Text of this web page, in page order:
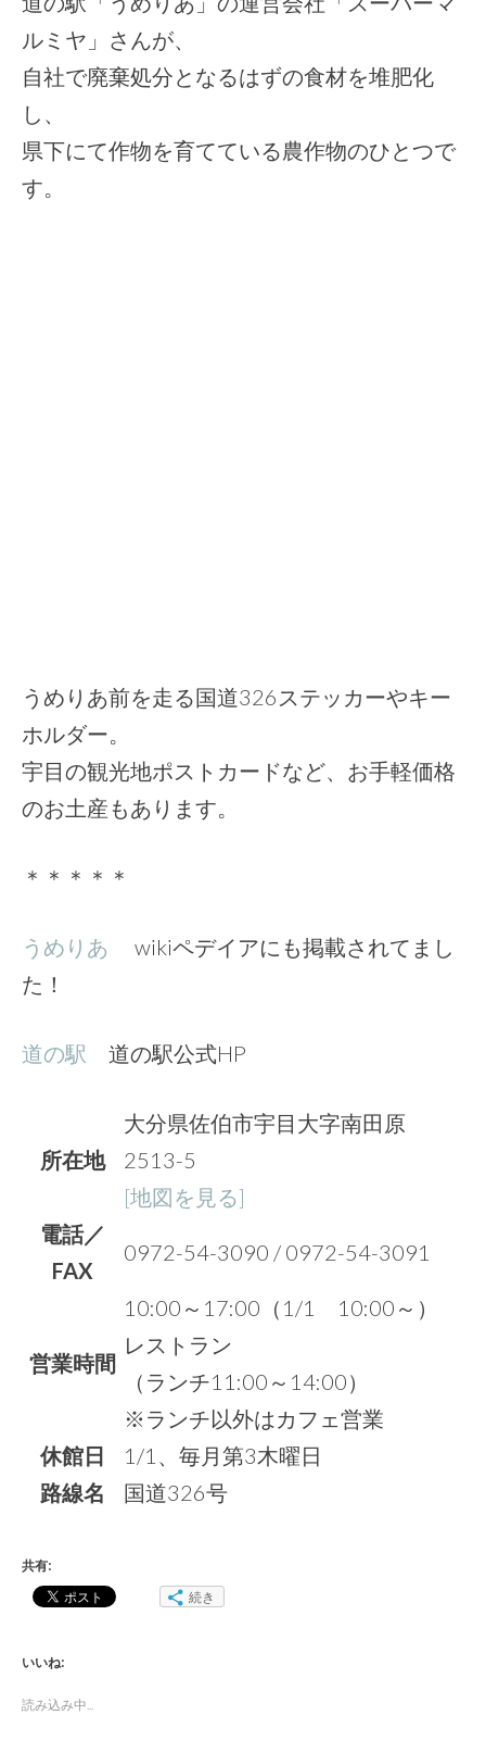
ルミヤ」さんが、
自社で廃棄処分となるはずの食材を堆肥化
し、
県下にて作物を育てている農作物のひとつで
す。
うめりあ前を走る国道326ステッカーやキー
ホルダー。
宇目の観光地ポストカードなど、お手軽価格
のお土産もあります。
＊＊＊＊＊
うめりあ
wikiペデイアにも掲載されてまし
た！
道の駅 道の駅公式HP
所在地
大分県佐伯市宇目大字南田原
2513-5
[地図を見る]
電話／
FAX
0972-54-3090 / 0972-54-3091
営業時間
10:00～17:00（1/1 10:00～）
レストラン
（ランチ11:00～14:00）
※ランチ以外はカフェ営業
休館日
1/1、毎月第3木曜日
路線名
国道326号
共有:
続き
いいね:
読み込み中...